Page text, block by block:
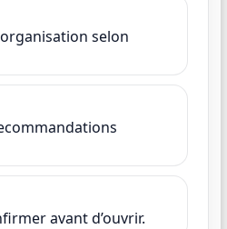
selon
avant d’ouvrir.